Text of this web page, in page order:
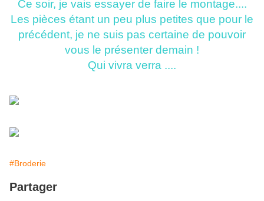
Ce soir, je vais essayer de faire le montage....
Les pièces étant un peu plus petites que pour le
précédent, je ne suis pas certaine de pouvoir
vous le présenter demain !
Qui vivra verra ....
#Broderie
Partager